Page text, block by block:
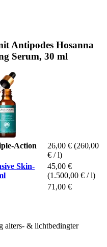
Antipodes Hosanna
Serum, 30 ml
Action
26,00 € (260,00
€ / l)
Skin-
45,00 €
(1.500,00 € / l)
71,00 €
alters- & lichtbedingter